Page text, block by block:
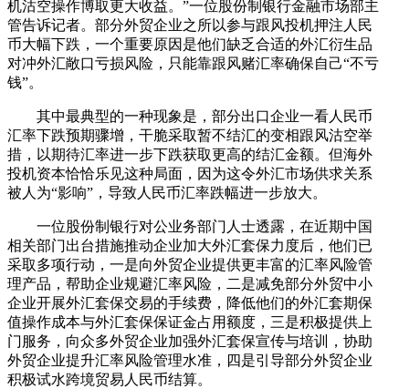
机沽空操作博取更大收益。”一位股份制银行金融市场部主
管告诉记者。部分外贸企业之所以参与跟风投机押注人民
币大幅下跌，一个重要原因是他们缺乏合适的外汇衍生品
对冲外汇敞口亏损风险，只能靠跟风赌汇率确保自己“不亏
钱”。
其中最典型的一种现象是，部分出口企业一看人民币
汇率下跌预期骤增，干脆采取暂不结汇的变相跟风沽空举
措，以期待汇率进一步下跌获取更高的结汇金额。但海外
投机资本恰恰乐见这种局面，因为这令外汇市场供求关系
被人为“影响”，导致人民币汇率跌幅进一步放大。
一位股份制银行对公业务部门人士透露，在近期中国
相关部门出台措施推动企业加大外汇套保力度后，他们已
采取多项行动，一是向外贸企业提供更丰富的汇率风险管
理产品，帮助企业规避汇率风险，二是减免部分外贸中小
企业开展外汇套保交易的手续费，降低他们的外汇套期保
值操作成本与外汇套保保证金占用额度，三是积极提供上
门服务，向众多外贸企业加强外汇套保宣传与培训，协助
外贸企业提升汇率风险管理水准，四是引导部分外贸企业
积极试水跨境贸易人民币结算。